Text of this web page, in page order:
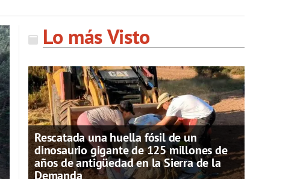
Lo más Visto
Rescatada una huella fósil de un
dinosaurio gigante de 125 millones de
años de antigüedad en la Sierra de la
Demanda